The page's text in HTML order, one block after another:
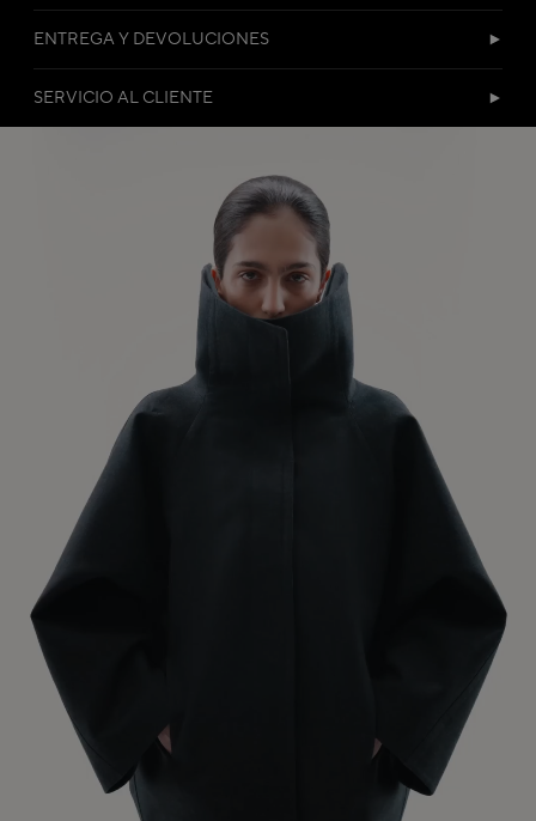
ENTREGA Y DEVOLUCIONES
SERVICIO AL CLIENTE